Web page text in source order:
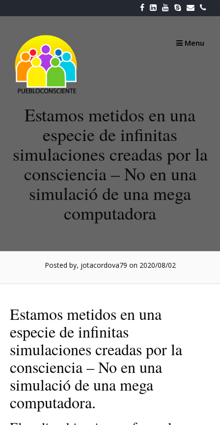
to
Menu
Estamos metidos en una
especie de infinitas
simulaciones creadas por la
consciencia – No en una
simulació de una mega
computadora
Posted by, jotacordova79 on 2020/08/02
Estamos metidos en una
especie de infinitas
simulaciones creadas por la
consciencia – No en una
simulació de una mega
computadora.